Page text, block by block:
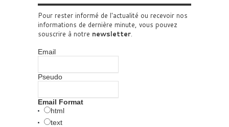
Pour rester informé de l'actualité ou recevoir nos
informations de dernière minute, vous pouvez
souscrire à notre newsletter
Email
Pseudo
Email Format
html
text